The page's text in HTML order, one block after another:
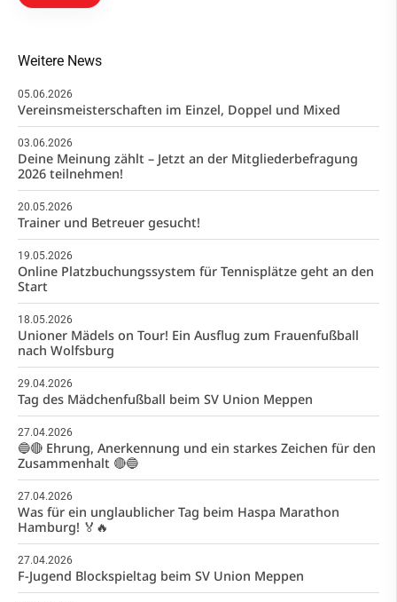
Weitere News
05.06.2026
Vereinsmeisterschaften im Einzel, Doppel und Mixed
03.06.2026
Deine Meinung zählt – Jetzt an der Mitgliederbefragung
2026 teilnehmen!
20.05.2026
Trainer und Betreuer gesucht!
19.05.2026
Online Platzbuchungssystem für Tennisplätze geht an den
Start
18.05.2026
Unioner Mädels on Tour! Ein Ausflug zum Frauenfußball
nach Wolfsburg
29.04.2026
Tag des Mädchenfußball beim SV Union Meppen
27.04.2026
🔵🔴 Ehrung, Anerkennung und ein starkes Zeichen für den
Zusammenhalt 🔴🔵
27.04.2026
Was für ein unglaublicher Tag beim Haspa Marathon
Hamburg! 🏅🔥
27.04.2026
F-Jugend Blockspieltag beim SV Union Meppen